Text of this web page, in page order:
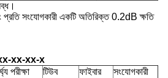
প্রতি সংযোগকারী একটি অতিরিক্ত 0.2dB ক্ষতি
xx-xx-x
পরীক্ষা
টিউব
ফাইবার
সংযোগকারী